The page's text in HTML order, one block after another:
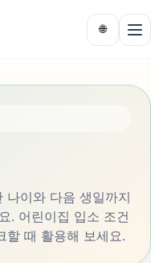
🌐
나이와 다음 생일까지
. 어린이집 입소 조건
할 때 활용해 보세요.